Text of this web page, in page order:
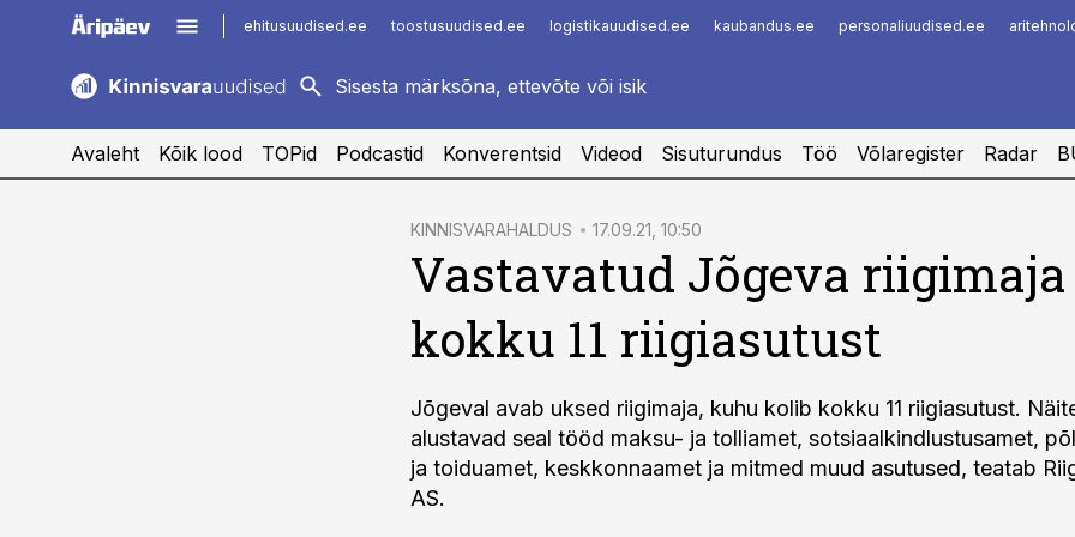
ehitusuudised.ee toostusuudised.ee logistikauudised.ee kaubandus.ee personaliuudised.ee
kaubandus.ee
logistikauudised.ee
imelineajalugu.ee
Infopank
Avaleht Kõik lood TOPid Podcastid Konverentsid Videod Sisuturundus Töö Võlaregister Radar
KINNISVARAHALDUS 17.09.21, 10:50
Vastavatud Jõgeva riigimaja
kokku 11 riigiasutust
Jõgeval avab uksed riigimaja, kuhu kolib kokku 11 riigiasutust.
alustavad seal tööd maksu- ja tolliamet, sotsiaalkindlustusamet,
ja toiduamet, keskkonnaamet ja mitmed muud asutused, teatab
AS.